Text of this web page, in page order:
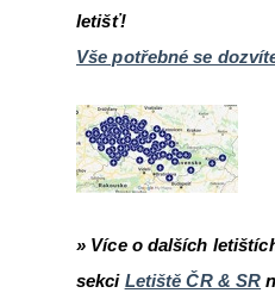
letišť!
Vše potřebné se
» Více o dalších
sekci Letiště ČR & SR